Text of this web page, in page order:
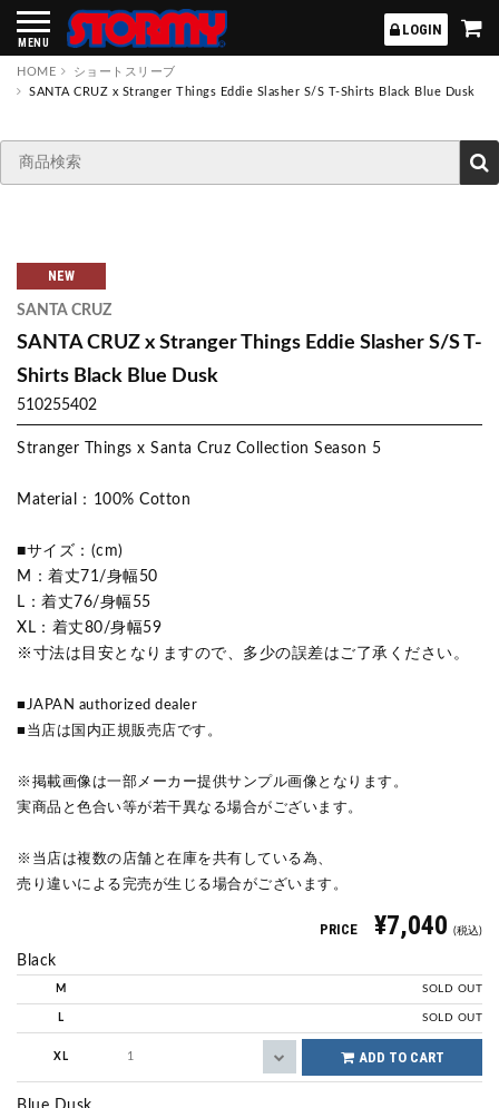
MENU
LOGIN
HOME
ショートスリーブ
SANTA CRUZ x Stranger Things Eddie Slasher S/S T-Shirts Black Blue Dusk
NEW
SANTA CRUZ
SANTA CRUZ x Stranger Things Eddie Slasher S/S T-
Shirts Black Blue Dusk
510255402
Stranger Things x Santa Cruz Collection Season 5
Material：100% Cotton
■サイズ：(cm)
M：着丈71/身幅50
L：着丈76/身幅55
XL：着丈80/身幅59
※寸法は目安となりますので、多少の誤差はご了承ください。
■JAPAN authorized dealer
■当店は国内正規販売店です。
※掲載画像は一部メーカー提供サンプル画像となります。
実商品と色合い等が若干異なる場合がございます。
※当店は複数の店舗と在庫を共有している為、
売り違いによる完売が生じる場合がございます。
PRICE ¥7,040 (税込)
Black
M SOLD OUT
L SOLD OUT
XL ADD TO CART